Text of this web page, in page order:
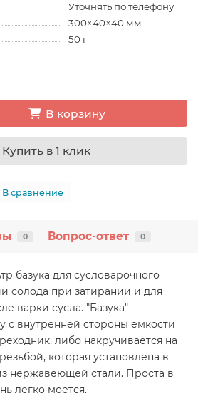
Уточнять по телефону
300×40×40 мм
50 г
В корзину
Купить в 1 клик
В сравнение
0 Вопрос-ответ 0
базука для сусловарочного
солода при затирании и для
варки сусла. "Базука"
с внутренней стороны емкости
либо накручивается на
которая установлена в
нержавеющей стали. Проста в
легко моется.